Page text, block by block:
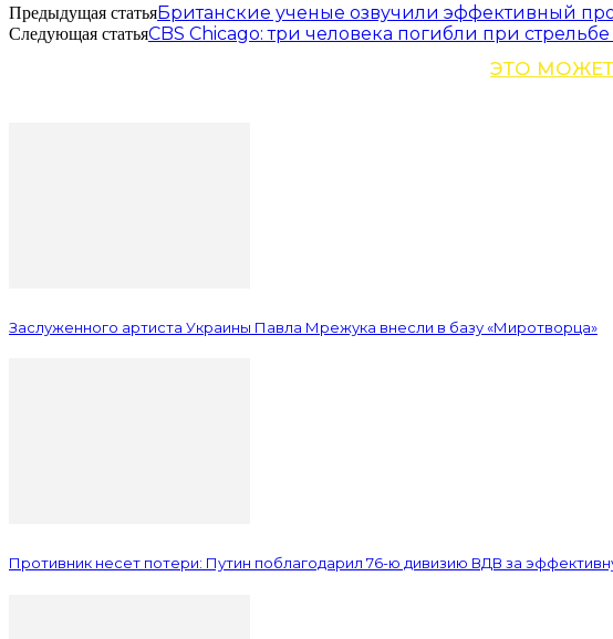
Предыдущая статьяБританские ученые озвучили эффективный
Следующая статьяCBS Chicago: три человека погибли при
ЭТО
Заслуженного артиста Украины Павла Мрежука внесли в базу «Миротворца»
Противник несет потери: Путин поблагодарил 76-ю дивизию ВДВ за